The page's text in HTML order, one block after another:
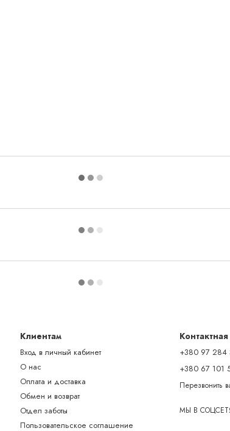
Клиентам
Вход в личный кабинет
О нас
Оплата и доставка
Обмен и возврат
Отдел заботы
Пользовательское соглашение
+380 97 284
+380 67 101
Перезвонить
МЫ В